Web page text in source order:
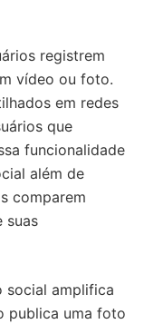
registrem
vídeo ou foto.
em redes
que
funcionalidade
além de
comparem
suas
social amplifica
publica uma foto